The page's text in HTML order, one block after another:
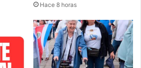
Hace 8 horas